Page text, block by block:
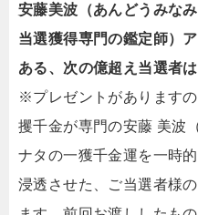
安藤美波（あんどうみな
当選獲得専門の鑑定師）
ある、次の億超え当選者
※プレゼントがあります
攫千金が専門の安藤 美波
ナタの一獲千金運を一時
浸透させた、ご当選者様